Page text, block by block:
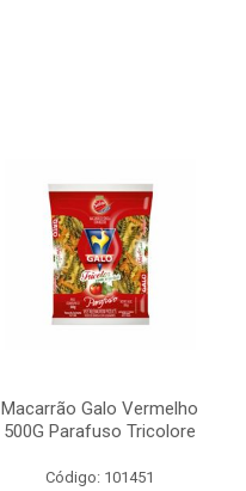
Macarrão Galo Vermelho
500G Parafuso Tricolore
Código: 101451